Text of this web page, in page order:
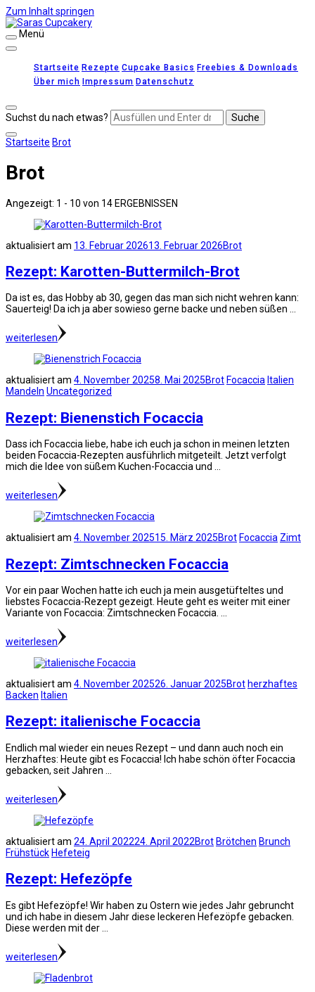
Zum Inhalt springen
Menü
Startseite Rezepte Cupcake Basics Freebies & Downloads
Über mich Impressum Datenschutz
Suchst du nach etwas?
Startseite Brot
Brot
Angezeigt: 1 - 10 von 14 ERGEBNISSEN
aktualisiert am 13. Februar 202613. Februar 2026Brot
Rezept: Karotten-Buttermilch-Brot
Da ist es, das Hobby ab 30, gegen das man sich nicht wehren kann:
Sauerteig! Da ich ja aber sowieso gerne backe und neben süßen …
weiterlesen
aktualisiert am 4. November 20258. Mai 2025Brot Focaccia Italien
Mandeln Uncategorized
Rezept: Bienenstich Focaccia
Dass ich Focaccia liebe, habe ich euch ja schon in meinen letzten
beiden Focaccia-Rezepten ausführlich mitgeteilt. Jetzt verfolgt
mich die Idee von süßem Kuchen-Focaccia und …
weiterlesen
aktualisiert am 4. November 202515. März 2025Brot Focaccia Zimt
Rezept: Zimtschnecken Focaccia
Vor ein paar Wochen hatte ich euch ja mein ausgetüfteltes und
liebstes Focaccia-Rezept gezeigt. Heute geht es weiter mit einer
Variante von Focaccia: Zimtschnecken Focaccia. …
weiterlesen
aktualisiert am 4. November 202526. Januar 2025Brot herzhaftes
Backen Italien
Rezept: italienische Focaccia
Endlich mal wieder ein neues Rezept – und dann auch noch ein
Herzhaftes: Heute gibt es Focaccia! Ich habe schön öfter Focaccia
gebacken, seit Jahren …
weiterlesen
aktualisiert am 24. April 202224. April 2022Brot Brötchen Brunch
Frühstück Hefeteig
Rezept: Hefezöpfe
Es gibt Hefezöpfe! Wir haben zu Ostern wie jedes Jahr gebruncht
und ich habe in diesem Jahr diese leckeren Hefezöpfe gebacken.
Diese werden mit der …
weiterlesen